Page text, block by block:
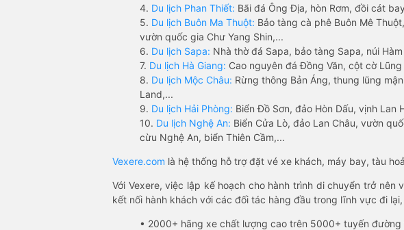
4. Du lịch Phan Thiết: Bãi đá Ông Địa, hòn Rơm, đồi cát
5. Du lịch Buôn Ma Thuột: Bảo tàng cà phê Buôn Mê
vườn quốc gia Chư Yang Shin,...
6. Du lịch Sapa: Nhà thờ đá Sapa, bảo tàng Sapa, núi
7. Du lịch Hà Giang: Cao nguyên đá Đồng Văn, cột cờ
8. Du lịch Mộc Châu: Rừng thông Bản Áng, thung lũng
Land,...
9. Du lịch Hải Phòng: Biển Đồ Sơn, đảo Hòn Dấu, vịnh Lan
10. Du lịch Nghệ An: Biển Cửa Lò, đảo Lan Châu, vườn
cừu Nghệ An, biển Thiên Cầm,...
Vexere.com là hệ thống hỗ trợ đặt vé xe khách, máy bay, tàu
Với Vexere, việc lập kế hoạch cho hành trình di chuyển trở
kết nối hành khách với các đối tác hàng đầu trong lĩnh vực đi
• 2000+ hãng xe chất lượng cao trên 5000+ tuyến